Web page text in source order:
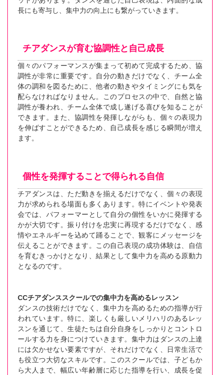
長にも寄与し、集中力の向上にも繋がっていきます。
チアダンスが育む協調性と自己成長
個々のパフォーマンスが集まって初めて完成するため、協
調性が非常に重要です。自分の動きだけでなく、チーム全
体の調和を図るために、他者の動きやタイミングにも気を
配らなければなりません。このプロセスの中で、自然と協
調性が養われ、チーム全体で成し遂げる喜びを知ることが
できます。また、協調性を発揮しながらも、個々の表現力
を伸ばすことができるため、自己成長を感じる瞬間が増え
ます。
個性を発揮することで得られる自信
チアダンスは、ただ動きを揃えるだけでなく、個々の表現
力が求められる場面も多くあります。特にイベントや発表
会では、パフォーマーとして自分の個性をいかに発揮する
かが大切です。振り付けを忠実に再現するだけでなく、感
情やエネルギーを込めて踊ることで、観客にメッセージを
伝えることができます。この自己表現の成功体験は、自信
を育むきっかけとなり、結果として集中力を高める原動力
となるのです。
CCチアダンススクールでの集中力を高めるレッスン
ダンスの技術だけでなく、集中力を高めるための指導が行
われています。特に、楽しくも厳しいメリハリのあるレッ
スンを通じて、生徒たちは自分自身をしっかりとコントロ
ールする力を身につけていきます。集中力はダンスの上達
には欠かせない要素ですが、それだけでなく、日常生活で
も役立つ大切なスキルです。このスクールでは、子どもか
ら大人まで、幅広い年齢層に応じた指導を行い、成長を促